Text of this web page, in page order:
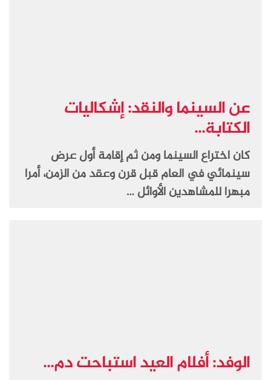
عن السينما والنقد: إشكاليات
الكتابة...
كان اختراع السينما ومن ثم إقامة أول عرض
سينمائي في العام قبل قرن وعقد من الزمن، أمرا
مبهرا للمشاهدين الأوائل …
الوفد: أفلام العيد استباحت دم...